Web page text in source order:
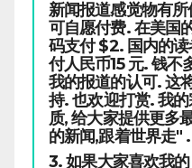
新闻报道感觉物有
可自愿付费. 在美国
码支付 $2. 国内的
付人民币15 元. 钱不
我的报道的认可. 这
持. 也欢迎打赏. 我
质, 给大家提供更多
的新闻,跟着世界走" .
3. 如果大家喜欢我